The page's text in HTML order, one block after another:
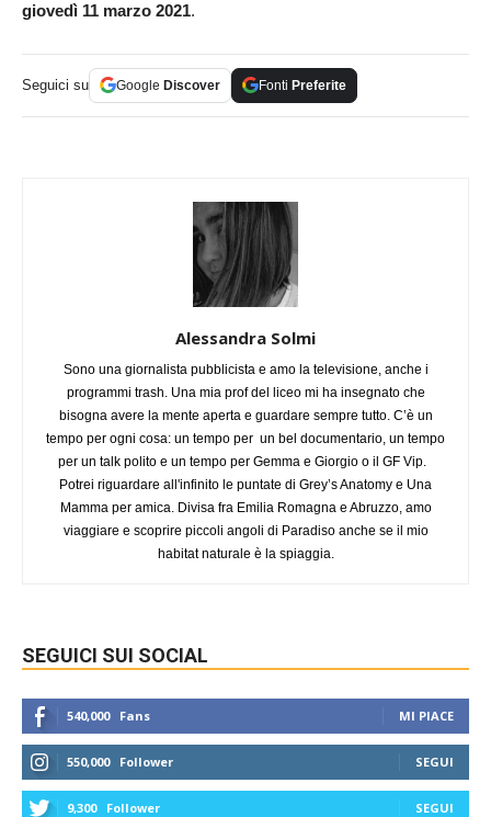
giovedì 11 marzo 2021.
Seguici su Google Discover Fonti Preferite
Alessandra Solmi
Sono una giornalista pubblicista e amo la televisione, anche i
programmi trash. Una mia prof del liceo mi ha insegnato che
bisogna avere la mente aperta e guardare sempre tutto. C’è un
tempo per ogni cosa: un tempo per un bel documentario, un tempo
per un talk polito e un tempo per Gemma e Giorgio o il GF Vip.
Potrei riguardare all'infinito le puntate di Grey’s Anatomy e Una
Mamma per amica. Divisa fra Emilia Romagna e Abruzzo, amo
viaggiare e scoprire piccoli angoli di Paradiso anche se il mio
habitat naturale è la spiaggia.
SEGUICI SUI SOCIAL
540,000 Fans MI PIACE
550,000 Follower SEGUI
9,300 Follower SEGUI